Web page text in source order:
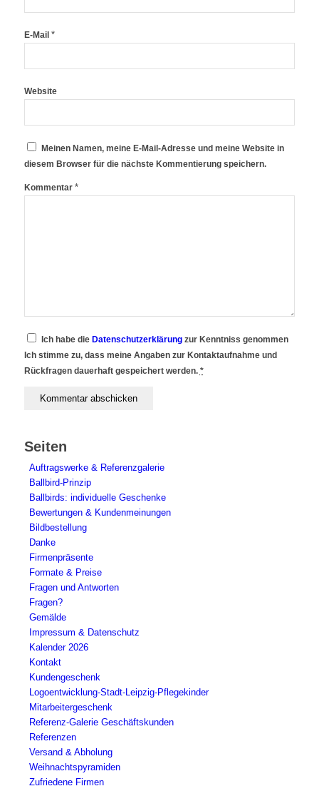
E-Mail *
Website
Meinen Namen, meine E-Mail-Adresse und meine Website in
diesem Browser für die nächste Kommentierung speichern.
Kommentar *
Ich habe die Datenschutzerklärungzur Kenntniss genommen
Ich stimme zu, dass meine Angaben zur Kontaktaufnahme und
Rückfragen dauerhaft gespeichert werden. *
Seiten
Auftragswerke & Referenzgalerie
Ballbird-Prinzip
Ballbirds: individuelle Geschenke
Bewertungen & Kundenmeinungen
Bildbestellung
Danke
Firmenpräsente
Formate & Preise
Fragen und Antworten
Fragen?
Gemälde
Impressum & Datenschutz
Kalender 2026
Kontakt
Kundengeschenk
Logoentwicklung-Stadt-Leipzig-Pflegekinder
Mitarbeitergeschenk
Referenz-Galerie Geschäftskunden
Referenzen
Versand & Abholung
Weihnachtspyramiden
Zufriedene Firmen